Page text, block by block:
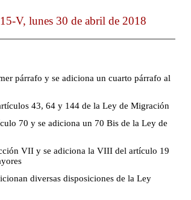
V, lunes 30 de abril de 2018
párrafo y se adiciona un cuarto párrafo al
43, 64 y 144 de la Ley de Migración
70 y se adiciona un 70 Bis de la Ley de
VII y se adiciona la VIII del artículo 19
diversas disposiciones de la Ley